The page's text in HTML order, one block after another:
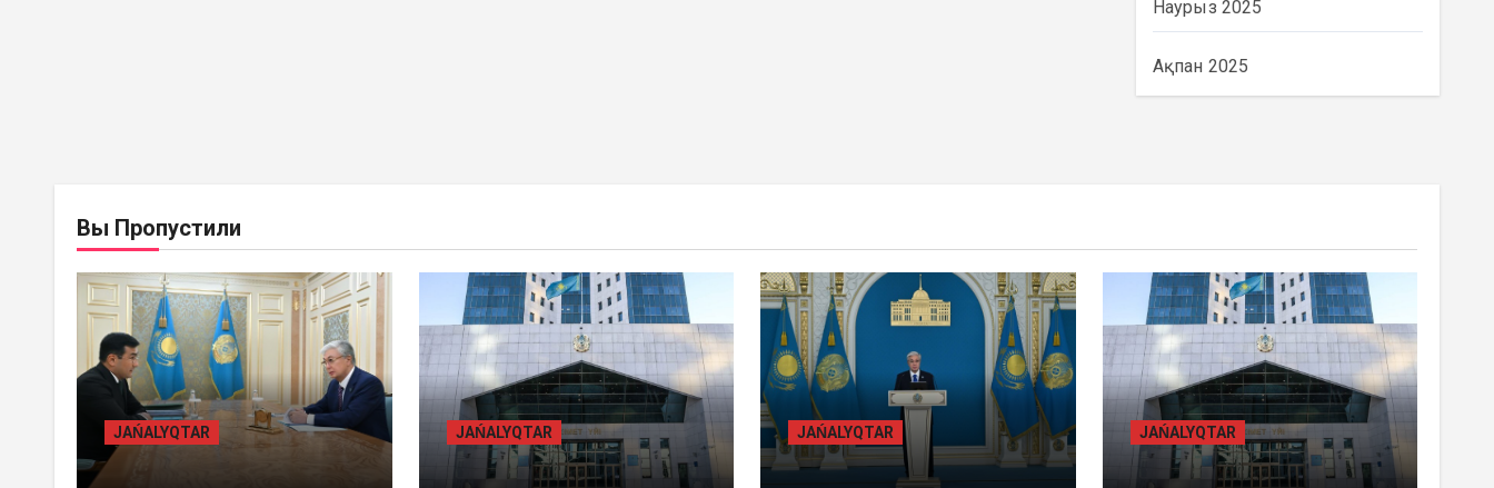
Наурыз 2025
Ақпан 2025
Вы Пропустили
JAŃALYQTAR JAŃALYQTAR
ЖАМБЫЛ ОБЛЫСЫНДА
JAŃALYQTAR
ТОҚАЕВ БІРНЕШЕ ІРІ
JAŃALYQTAR
ҚАЗАҚСТАНДА